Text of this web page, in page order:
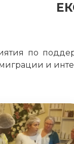
по
и